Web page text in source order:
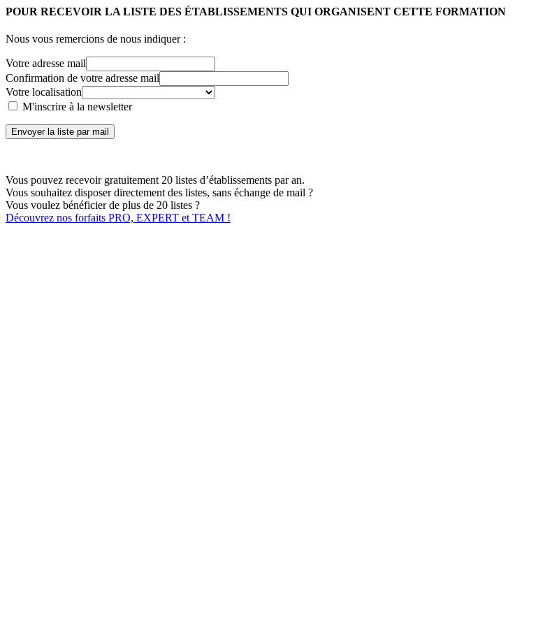
POUR RECEVOIR LA LISTE DES ÉTABLISSEMENTS QUI ORGANISENT CETTE FORMATION
Nous vous remercions de nous indiquer :
Votre adresse mail
Confirmation de votre adresse mail
Votre localisation
M'inscrire à la newsletter
Envoyer la liste par mail
Vous pouvez recevoir gratuitement 20 listes d’établissements par an.
Vous souhaitez disposer directement des listes, sans échange de mail ?
Vous voulez bénéficier de plus de 20 listes ?
Découvrez nos forfaits PRO, EXPERT et TEAM !